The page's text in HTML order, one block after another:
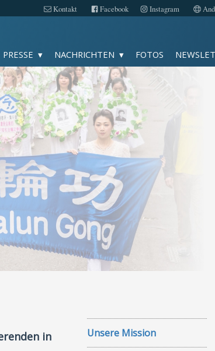
Kontakt Facebook Instagram
PRESSE NACHRICHTEN FOTOS
Fotos
TV
Kontakt
Facebook
Instagram
Impressum
Datenschutz
Andere Sprachen
in
Unsere Mission